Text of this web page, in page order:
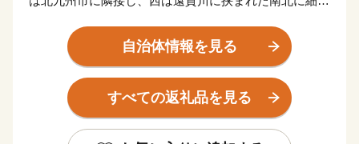
の「コスモス」約500万本が全長6キロに渡ってピンク
の花を咲かせ、鮮やかに町を彩ります。
自治体情報を見る
すべての返礼品を見る